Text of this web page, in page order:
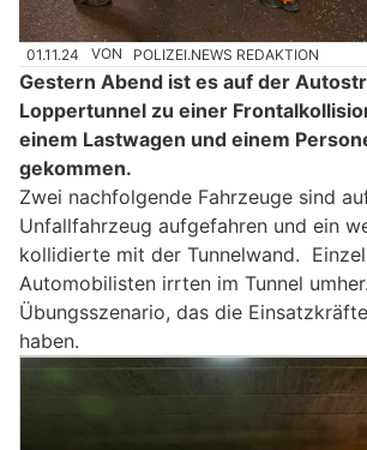
01.11.24 VON POLIZEI.NEWS REDAKTION
Gestern Abend ist es auf der
Loppertunnel zu einer
einem Lastwagen und einem
gekommen.
Zwei nachfolgende Fahrzeuge sind
Unfallfahrzeug aufgefahren und ein
kollidierte mit der Tunnelwand.
Automobilisten irrten im Tunnel
Übungsszenario, das die
haben.